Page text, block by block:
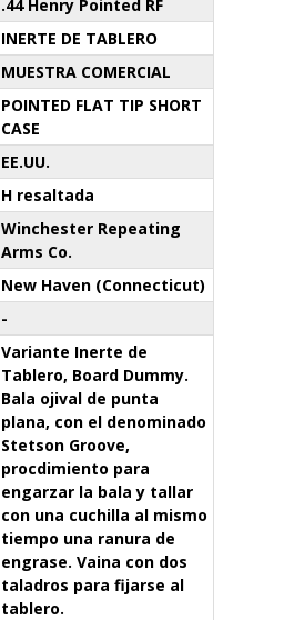
.44 Henry Pointed RF
INERTE DE TABLERO
MUESTRA COMERCIAL
POINTED FLAT TIP SHORT
CASE
EE.UU.
H resaltada
Winchester Repeating
Arms Co.
New Haven (Connecticut)
-
Variante Inerte de
Tablero, Board Dummy.
Bala ojival de punta
plana, con el denominado
Stetson Groove,
procdimiento para
engarzar la bala y tallar
con una cuchilla al mismo
tiempo una ranura de
engrase. Vaina con dos
taladros para fijarse al
tablero.